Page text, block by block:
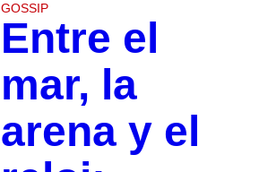
GOSSIP
Entre el
mar, la
arena y el